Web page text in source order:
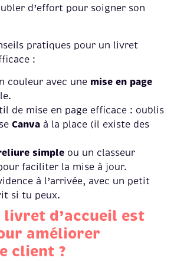
d’effort pour soigner son
pratiques pour un livret
:
couleur avec une mise en page
de mise en page efficace : oublis
Canva à la place (il existe des
simple ou un classeur
faciliter la mise à jour.
à l’arrivée, avec un petit
si tu peux.
livret d’accueil est
améliorer
client ?